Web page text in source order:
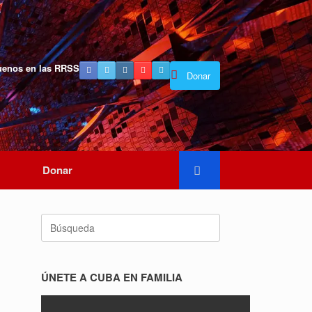
en las RRSS
Donar
Donar
ÚNETE A CUBA EN FAMILIA